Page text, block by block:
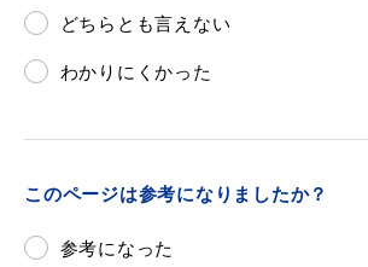
窓口案内
どちらとも言えない
わかりにくかった
このページは参考になりましたか？
参考になった